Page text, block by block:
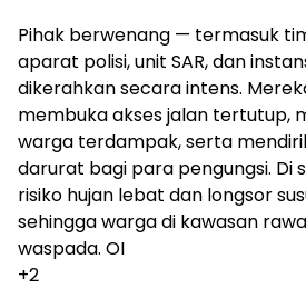
Pihak berwenang — termasuk
aparat polisi, unit SAR, dan
dikerahkan secara intens.
membuka akses jalan tertutup,
warga terdampak, serta
darurat bagi para pengungsi. Di
risiko hujan lebat dan longsor
sehingga warga di kawasan
waspada. OI
+2